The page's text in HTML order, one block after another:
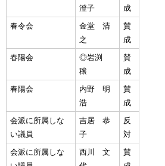
澄子
成
春令会
金堂 清
之
賛
成
春陽会
◎岩渕
穣
賛
成
春陽会
内野 明
浩
賛
成
会派に所属しな
い議員
吉居 恭
子
反
対
会派に所属しな
西川 文
賛